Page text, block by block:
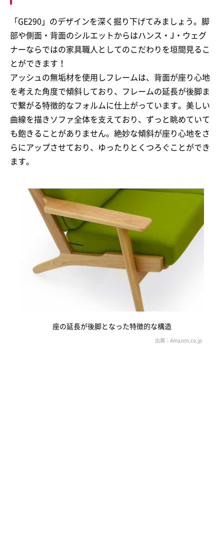
「GE290」のデザインを深く掘り下げてみましょう。脚
部や側面・背面のシルエットからはハンス・J・ウェグ
ナーならではの家具職人としてのこだわりを垣間見るこ
とができます！
アッシュの無垢材を使用しフレームは、背面が座り心地
を考えた角度で傾斜しており、フレームの延長が後脚ま
で繋がる特徴的なフォルムに仕上がっています。美しい
曲線を描きソファ全体を支えており、ずっと眺めていて
も飽きることがありません。絶妙な傾斜が座り心地をさ
らにアップさせており、ゆったりとくつろぐことができ
ます。
座の延長が後脚となった特徴的な構造